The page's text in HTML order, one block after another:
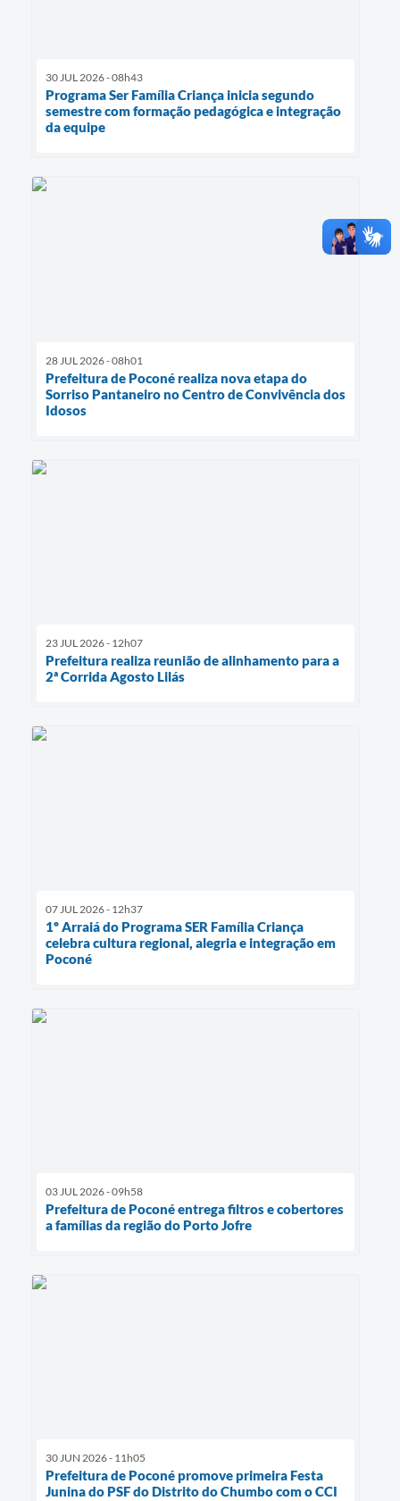
30 JUL 2026 - 08h43
Programa Ser Família Criança inicia segundo
semestre com formação pedagógica e integração
da equipe
28 JUL 2026 - 08h01
Prefeitura de Poconé realiza nova etapa do
Sorriso Pantaneiro no Centro de Convivência dos
Idosos
23 JUL 2026 - 12h07
Prefeitura realiza reunião de alinhamento para a
2ª Corrida Agosto Lilás
07 JUL 2026 - 12h37
1º Arraiá do Programa SER Família Criança
celebra cultura regional, alegria e integração em
Poconé
03 JUL 2026 - 09h58
Prefeitura de Poconé entrega filtros e cobertores
a famílias da região do Porto Jofre
30 JUN 2026 - 11h05
Prefeitura de Poconé promove primeira Festa
Junina do PSF do Distrito do Chumbo com o CCI